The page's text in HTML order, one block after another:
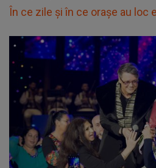
În ce zile și în ce orașe au loc